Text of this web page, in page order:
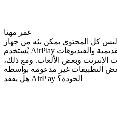
عمر مهنا
ليس كل المحتوى يمكن بثه من جهاز Mac باستخدام AirPlay.
يُستخدم AirPlay لبث الوسائط مثل العروض التقديمية والفيديوهات
وبعض الألعاب. ومع ذلك،
هل يفقد AirPlay الجودة؟